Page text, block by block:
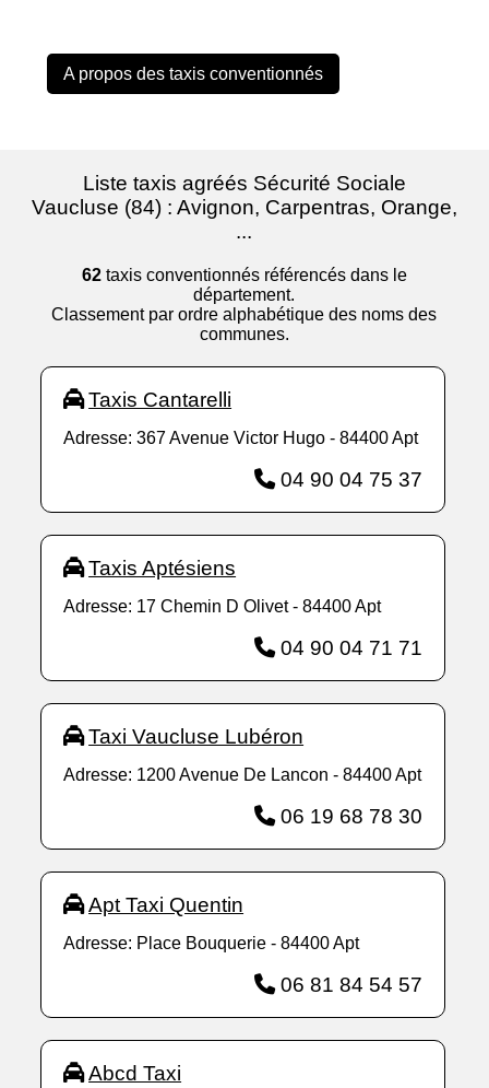
A propos des taxis conventionnés
Liste taxis agréés Sécurité Sociale
Vaucluse (84) : Avignon, Carpentras, Orange,
...
62taxis conventionnés référencés dans le
département.
Classement par ordre alphabétique des noms des
communes.
Taxis Cantarelli
Adresse: 367 Avenue Victor Hugo - 84400 Apt
04 90 04 75 37
Taxis Aptésiens
Adresse: 17 Chemin D Olivet - 84400 Apt
04 90 04 71 71
Taxi Vaucluse Lubéron
Adresse: 1200 Avenue De Lancon - 84400 Apt
06 19 68 78 30
Apt Taxi Quentin
Adresse: Place Bouquerie - 84400 Apt
06 81 84 54 57
Abcd Taxi